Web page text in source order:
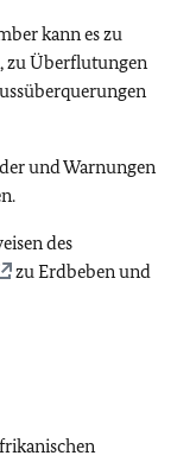
kann es zu
zu Überflutungen
und Warnungen
des
zu Erdbeben und